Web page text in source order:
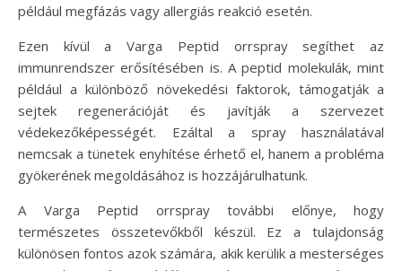
például megfázás vagy allergiás reakció esetén.
Ezen kívül a Varga Peptid orrspray segíthet az
immunrendszer erősítésében is. A peptid molekulák, mint
például a különböző növekedési faktorok, támogatják a
sejtek regenerációját és javítják a szervezet
védekezőképességét. Ezáltal a spray használatával
nemcsak a tünetek enyhítése érhető el, hanem a probléma
gyökerének megoldásához is hozzájárulhatunk.
A Varga Peptid orrspray további előnye, hogy
természetes összetevőkből készül. Ez a tulajdonság
különösen fontos azok számára, akik kerülik a mesterséges